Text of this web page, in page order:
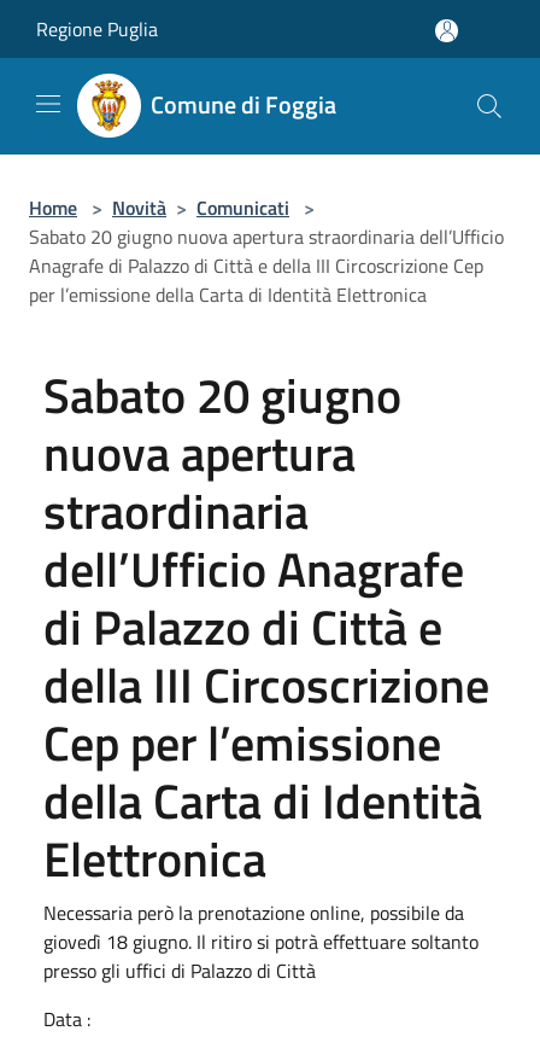
Regione Puglia
Comune di Foggia
Home > Novità > Comunicati >
Sabato 20 giugno nuova apertura straordinaria dell’Ufficio
Anagrafe di Palazzo di Città e della III Circoscrizione Cep
per l’emissione della Carta di Identità Elettronica
Sabato 20 giugno
nuova apertura
straordinaria
dell’Ufficio Anagrafe
di Palazzo di Città e
della III Circoscrizione
Cep per l’emissione
della Carta di Identità
Elettronica
Necessaria però la prenotazione online, possibile da
giovedì 18 giugno. Il ritiro si potrà effettuare soltanto
presso gli uffici di Palazzo di Città
Data :